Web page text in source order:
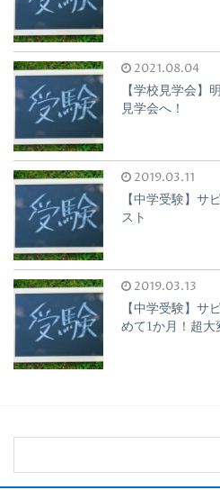
2021.08.04
【学校見学会】
見学会へ！
2019.03.11
【中学受験】サ
スト
2019.03.13
【中学受験】サ
めて1か月！超大